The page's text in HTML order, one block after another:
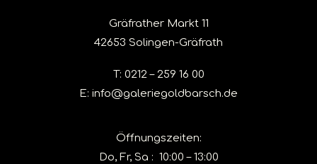
Gräfrather Markt 11
42653 Solingen-Gräfrath
T: 0212 – 259 16 00
E: info@galeriegoldbarsch.de
Öffnungszeiten:
Do, Fr, Sa : 10:00 – 13:00